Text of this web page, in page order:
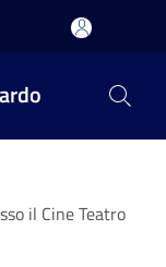
il Cine Teatro